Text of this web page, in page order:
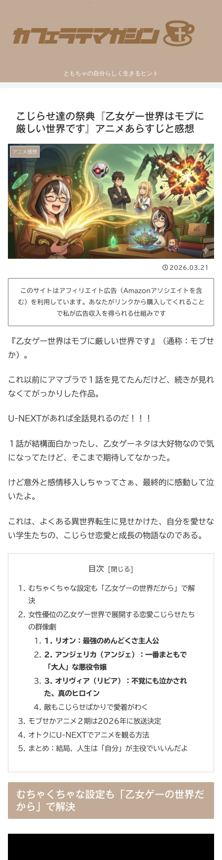
ともちゃの自分らしく生きるヒント
こじらせ達の祭典『乙女ゲー世界はモブに
厳しい世界です』アニメあらすじと感想
アニメ感想
2026.03.21
このサイトはアフィリエイト広告（Amazonアソシエイトを含
む）を利用しています。あなたがリンクから購入してくれること
で私が広告収入を得られる仕組みです
『乙女ゲー世界はモブに厳しい世界です』（通称：モブせ
か）。
これ以前にアマプラで１話を見てたんだけど、続きが見れ
なくてがっかりした作品。
U-NEXTがあれば全話見れるのだ！！！
１話が結構面白かったし、乙女ゲーネタは大好物なので気
になってたけど、そこまで期待してなかった。
けど意外と感情移入しちゃってさぁ、最終的に感動して泣
いたよ。
これは、よくある異世界転生に見せかけた、自分を愛せな
い学生たちの、こじらせ恋愛と成長の物語なのである。
目次
むちゃくちゃな設定も「乙女ゲーの世界だから」で解
決
女性優位の乙女ゲー世界で展開する恋愛こじらせたち
の群像劇
1. リオン：最強のめんどくさ主人公
2. アンジェリカ（アンジェ）：一番まともで
「大人」な悪役令嬢
3. オリヴィア（リビア）：不覚にも泣かされ
た、真のヒロイン
敵もこじらせばかりで愛着がわく
モブせかアニメ２期は2026年に放送決定
オトクにU-NEXTでアニメを観る方法
まとめ：結局、人生は「自分」が主役でいいんだよ
むちゃくちゃな設定も「乙女ゲーの世界だ
から」で解決